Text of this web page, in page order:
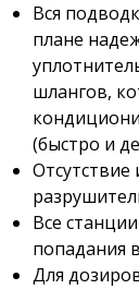
Вся
плане
шлангов,
(быстро и
Все
попадания
Для